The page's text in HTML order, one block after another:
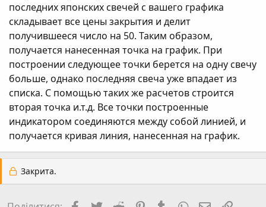
последних японских свечей с вашего графика
складывает все цены закрытия и делит
получившееся число на 50. Таким образом,
получается нанесенная точка на график. При
построении следующее точки берется на одну свечу
больше, однако последняя свеча уже впадает из
списка. С помощью таких же расчетов строится
вторая точка и.т.д. Все точки построенные
индикатором соединяются между собой линией, и
получается кривая линия, нанесенная на график.
Закрита.